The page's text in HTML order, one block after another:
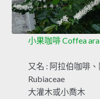
小果咖啡 Coffea
又名 : 阿拉伯咖啡
Rubiaceae
大灌木或小喬木